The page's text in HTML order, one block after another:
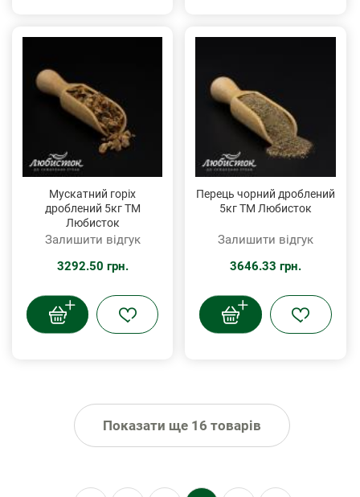
Мускатний горіх
дроблений 5кг ТМ
Любисток
Залишити відгук
3292.50 грн.
Перець чорний дроблений
5кг ТМ Любисток
Залишити відгук
3646.33 грн.
Показати ще 16 товарів